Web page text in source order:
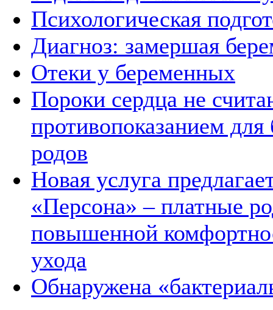
Психологическая
Диагноз: замершая
Отеки у беременных
Пороки сердца не
противопоказанием
родов
Новая услуга
«Персона» – платные
повышенной
ухода
Обнаружена